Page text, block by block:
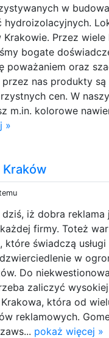
w
hydroizolacyjnych.
Przez wiele
bogate
poważaniem oraz
nas produkty są
cen. W
m.in. kolorowe
»
Kraków
iż dobra reklama
firmy. Toteż
świadczą
w
Do
zaliczyć
która od
reklamowych.
pokaż więcej »